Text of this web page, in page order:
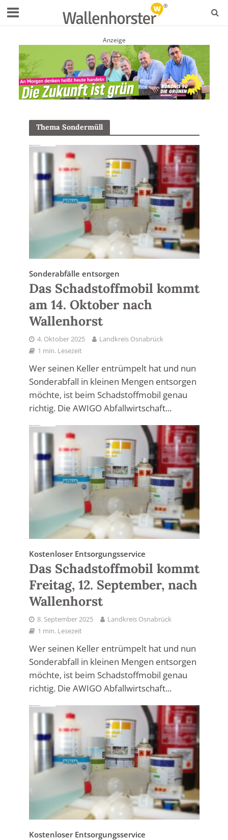
Anzeige
Thema Sondermüll
Sonderabfälle entsorgen
Das Schadstoffmobil kommt
am 14. Oktober nach
Wallenhorst
4. Oktober 2025
Landkreis Osnabrück
1 min. Lesezeit
Wer seinen Keller entrümpelt hat und nun
Sonderabfall in kleinen Mengen entsorgen
möchte, ist beim Schadstoffmobil genau
richtig. Die AWIGO Abfallwirtschaft...
Kostenloser Entsorgungsservice
Das Schadstoffmobil kommt
Freitag, 12. September, nach
Wallenhorst
8. September 2025
Landkreis Osnabrück
1 min. Lesezeit
Wer seinen Keller entrümpelt hat und nun
Sonderabfall in kleinen Mengen entsorgen
möchte, ist beim Schadstoffmobil genau
richtig. Die AWIGO Abfallwirtschaft...
Kostenloser Entsorgungsservice